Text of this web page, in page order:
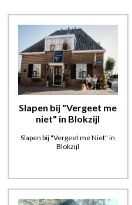
Slapen bij "Vergeet me
niet" in Blokzijl
Slapen bij "Vergeet me Niet" in
Blokzijl